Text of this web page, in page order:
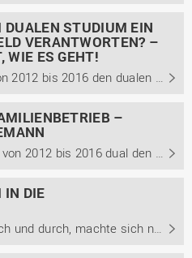
STUDIUM EIN
VERANTWORTEN? –
WIE ES GEHT!
Tim Gravemann studierte von 2012 bis 2016 den dualen Bachelor Management betrieblicher Systeme mit der Studienrichtung Betriebswirtschaft und dem Schwerpunkt Unternehmensführung. Bereits zwei Jahre später wurde er zur Geschäftsfeldleitung ernannt. Im Interview berichtet er von seinem Karriereweg ...
–
Anna Brüggemann studierte von 2012 bis 2016 dual den Bachelor Management betrieblicher Systeme mit der Studienrichtung Betriebswirtschaft. Wie sie heute auf ihr Studium zurückblickt und welche Besonderheiten ein Studium im Familienbetrieb mit sich bringt, berichtet sie in diesem Beitrag.
IN DIE
Markus Quadt, Lingener durch und durch, machte sich nach seinem dualen Studium in der Gastronomie selbständig. Im Interview berichtet er von seinem Weg in die Selbständigkeit, was seinen Erfolg ausmacht und wie das duale Studium ihn auf seinen Weg unterstützt hat.